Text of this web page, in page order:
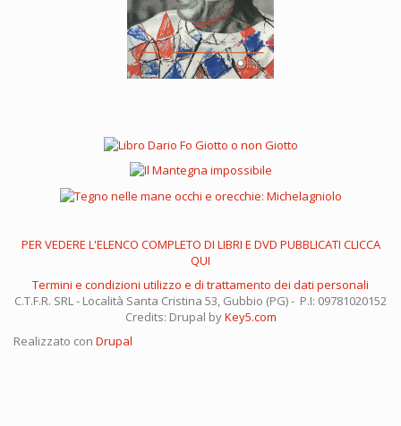
PER VEDERE L'ELENCO COMPLETO DI LIBRI E DVD PUBBLICATI CLICCA
QUI
Termini e condizioni utilizzo e di trattamento dei dati personali
C.T.F.R. SRL - Località Santa Cristina 53, Gubbio (PG) - P.I: 09781020152
Credits: Drupal byKey5.com
Realizzato con Drupal